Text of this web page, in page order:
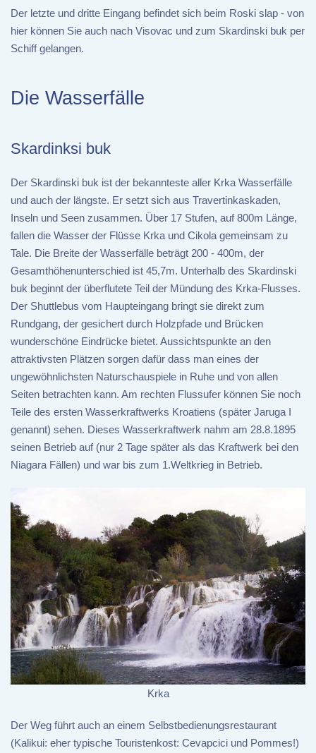
Der letzte und dritte Eingang befindet sich beim Roski slap - von
hier können Sie auch nach Visovac und zum Skardinski buk per
Schiff gelangen.
Die Wasserfälle
Skardinksi buk
Der Skardinski buk ist der bekannteste aller Krka Wasserfälle
und auch der längste. Er setzt sich aus Travertinkaskaden,
Inseln und Seen zusammen. Über 17 Stufen, auf 800m Länge,
fallen die Wasser der Flüsse Krka und Cikola gemeinsam zu
Tale. Die Breite der Wasserfälle beträgt 200 - 400m, der
Gesamthöhenunterschied ist 45,7m. Unterhalb des Skardinski
buk beginnt der überflutete Teil der Mündung des Krka-Flusses.
Der Shuttlebus vom Haupteingang bringt sie direkt zum
Rundgang, der gesichert durch Holzpfade und Brücken
wunderschöne Eindrücke bietet. Aussichtspunkte an den
attraktivsten Plätzen sorgen dafür dass man eines der
ungewöhnlichsten Naturschauspiele in Ruhe und von allen
Seiten betrachten kann. Am rechten Flussufer können Sie noch
Teile des ersten Wasserkraftwerks Kroatiens (später Jaruga I
genannt) sehen. Dieses Wasserkraftwerk nahm am 28.8.1895
seinen Betrieb auf (nur 2 Tage später als das Kraftwerk bei den
Niagara Fällen) und war bis zum 1.Weltkrieg in Betrieb.
Krka
Der Weg führt auch an einem Selbstbedienungsrestaurant
(Kalikui: eher typische Touristenkost: Cevapcici und Pommes!)